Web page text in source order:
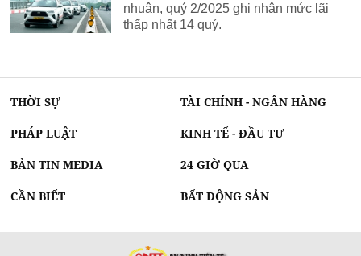
nhuận, quý 2/2025 ghi nhận mức lãi
thấp nhất 14 quý.
THỜI SỰ TÀI CHÍNH - NGÂN HÀNG
PHÁP LUẬT KINH TẾ - ĐẦU TƯ
BẢN TIN MEDIA 24 GIỜ QUA
CẦN BIẾT BẤT ĐỘNG SẢN